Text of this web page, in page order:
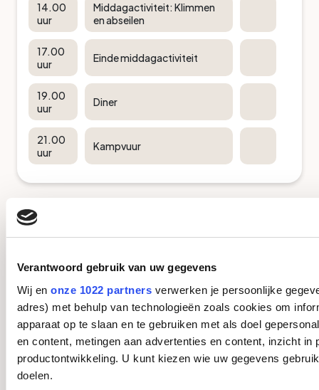
Verantwoord gebruik van uw gegevens
Wij en onze 1022 partnersverwerken je persoonlijke
adres) met behulp van technologieën zoals cookies om
apparaat op te slaan en te gebruiken met als doel
en content, metingen aan advertenties en content, inzicht in
productontwikkeling. U kunt kiezen wie uw gegevens
doelen.
14.00
uur
Middagactiviteit: Klimmen
en abseilen
17.00
uur
Einde middagactiviteit
19.00
uur
Diner
21.00
uur
Kampvuur
Dag 3
Na ontbijt volgt een laatste werksessie, daarna
een lunch met warme snack. In de middag is er
keuze uit Shooting of Via Ferrata, waarna de
outdoorkonde wordt uitgereikt en het vertrek
plaatsvindt.